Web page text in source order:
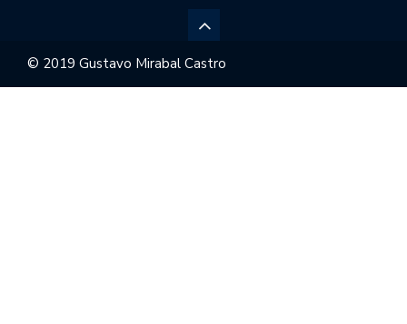
© 2019 Gustavo Mirabal Castro